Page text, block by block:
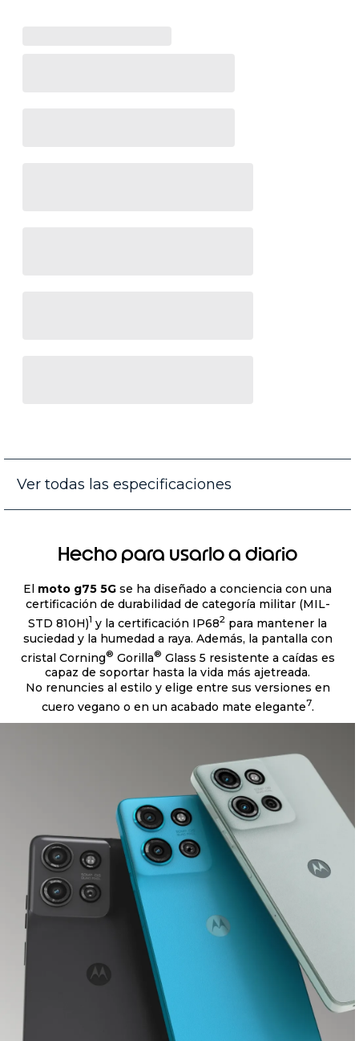
Ver todas las especificaciones
Hecho para usarlo a diario
El moto g75 5G se ha diseñado a conciencia con una
certificación de durabilidad de categoría militar (MIL-
STD 810H)1 y la certificación IP682 para mantener la
suciedad y la humedad a raya. Además, la pantalla con
cristal Corning® Gorilla® Glass 5 resistente a caídas es
capaz de soportar hasta la vida más ajetreada.
No renuncies al estilo y elige entre sus versiones en
cuero vegano o en un acabado mate elegante7.